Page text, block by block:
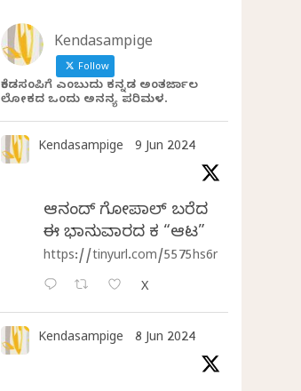
Kendasampige
Follow
ಕೆಂಡಸಂಪಿಗೆ ಎಂಬುದು ಕನ್ನಡ ಅಂತರ್ಜಾಲ
ಲೋಕದ ಒಂದು ಅನನ್ಯ ಪರಿಮಳ.
Kendasampige 9 Jun 2024
ಆನಂದ್‌ ಗೋಪಾಲ್‌ ಬರೆದ
ಈ ಭಾನುವಾರದ ಕತೆ “ಆಟ”
https://tinyurl.com/5575hs6r
X
Kendasampige 8 Jun 2024